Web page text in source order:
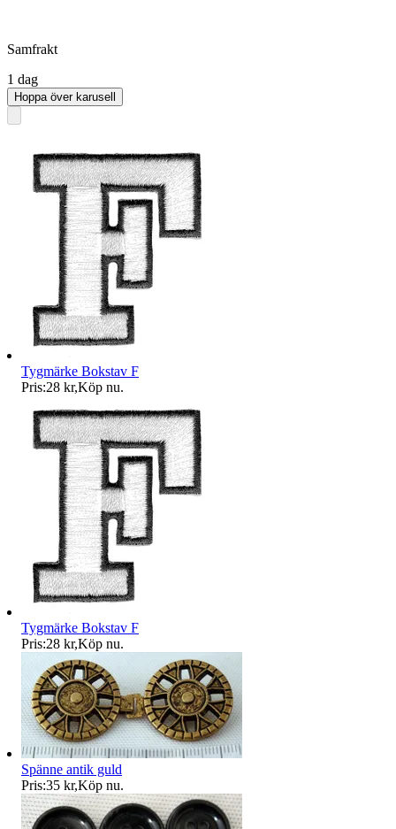
Samfrakt
1 dag
Hoppa över karusell
Tygmärke Bokstav F
Pris:28 kr,Köp nu.
Tygmärke Bokstav F
Pris:28 kr,Köp nu.
Spänne antik guld
Pris:35 kr,Köp nu.